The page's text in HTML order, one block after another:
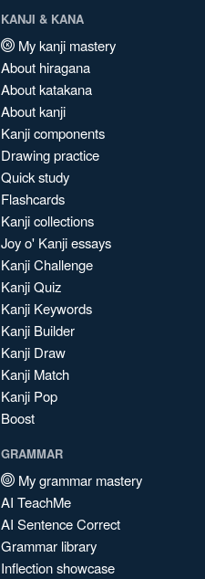
KANJI & KANA
My kanji mastery
About hiragana
About katakana
About kanji
Kanji components
Drawing practice
Quick study
Flashcards
Kanji collections
Joy o' Kanji essays
Kanji Challenge
Kanji Quiz
Kanji Keywords
Kanji Builder
Kanji Draw
Kanji Match
Kanji Pop
Boost
GRAMMAR
My grammar mastery
AI TeachMe
AI Sentence Correct
Grammar library
Inflection showcase